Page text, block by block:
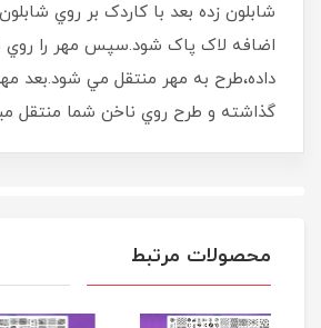
شابلون زده بعد با کاردک بر روي
اضافه لاک پاک شود.سپس مهر را روي
داده،طرح به مهر منتقل مي شود.بعد
گذاشته و طرح روي ناخن شما منتقل
محصولات مرتبط